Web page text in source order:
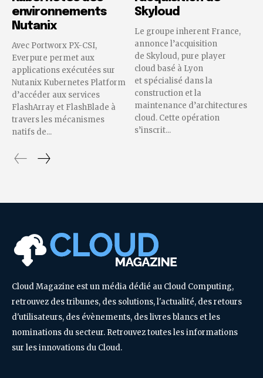
environnements
Nutanix
Avec Portworx PX-CSI,
Everpure permet aux
applications exécutées sur
Nutanix Kubernetes Platform
d’accéder aux services
FlashArray et FlashBlade à
travers les mécanismes
natifs de...
Skyloud
Le groupe inherent France,
annonce l’acquisition
de Skyloud, pure player
cloud basé à Lyon
et spécialisé dans la
construction et la
maintenance d’architectures
cloud. Cette opération
s’inscrit...
Cloud Magazine est un média dédié au Cloud Computing,
retrouvez des tribunes, des solutions, l'actualité, des retours
d'utilisateurs, des évènements, des livres blancs et les
nominations du secteur. Retrouvez toutes les informations
sur les innovations du Cloud.